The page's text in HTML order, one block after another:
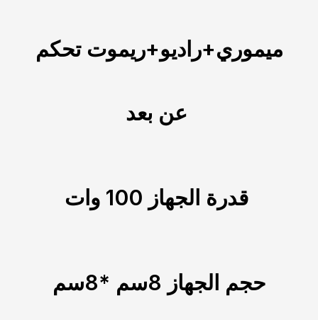
ميموري+راديو+ريموت تحكم
قدرة الجهاز 100 وات
حجم الجهاز 8سم *8سم